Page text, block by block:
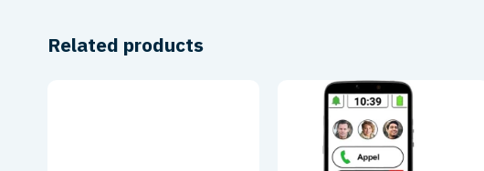
Related products